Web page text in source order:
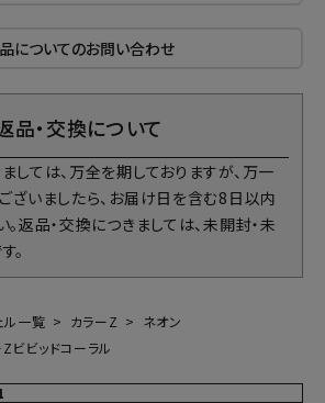
についてのお問い合わせ
品・交換について
しては、万全を期しておりますが、万一
ざいましたら、お届け日を含む8日以内
。返品・交換につきましては、未開封・未
。
ル一覧 カラーZ
ネオン
ビビッドコーラル